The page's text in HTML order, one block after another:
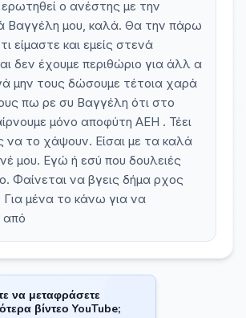
ο ανέστης με την
Βαγγέλη μου, καλά. Θα την πάρω
είμαστε και εμείς στενά
δεν έχουμε περιθώριο για άλλ α
μην τους δώσουμε τέτοια χαρά
πω ρε συ Βαγγέλη ότι στο
μόνο αποφύτη ΑΕΗ . Τέει
να το χάψουν. Είσαι με τα καλά
μου. Εγώ ή εσύ που δουλειές
Φαίνεται να βγεις δήμα ρχος
μένα το κάνω για να
από
να μεταφράσετε
βίντεο YouTube;